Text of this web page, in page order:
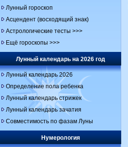
Лунный гороскоп
Асцендент (восходящий знак)
Астрологические тесты >>>
Ещё гороскопы >>>
Лунный календарь на 2026 год
Лунный календарь 2026
Определение пола ребенка
Лунный календарь стрижек
Лунный календарь зачатия
Совместимость по фазам Луны
Нумерология